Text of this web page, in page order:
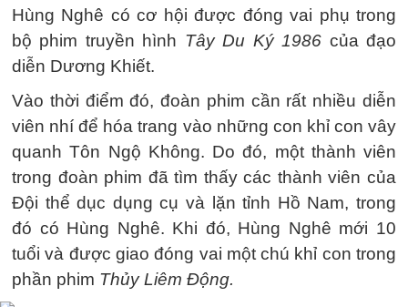
Hùng Nghê có cơ hội được đóng vai phụ trong
bộ phim truyền hình Tây Du Ký 1986 của đạo
diễn Dương Khiết.
Vào thời điểm đó, đoàn phim cần rất nhiều diễn
viên nhí để hóa trang vào những con khỉ con vây
quanh Tôn Ngộ Không. Do đó, một thành viên
trong đoàn phim đã tìm thấy các thành viên của
Đội thể dục dụng cụ và lặn tỉnh Hồ Nam, trong
đó có Hùng Nghê. Khi đó, Hùng Nghê mới 10
tuổi và được giao đóng vai một chú khỉ con trong
phần phim Thủy Liêm Động.